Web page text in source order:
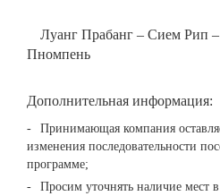
Луанг Прабанг – Сием Рип
Пномпень
Дополнительная информация:
Принимающая компания
изменения последовательности
программе;
Просим уточнять наличие мест